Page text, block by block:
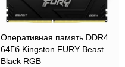
Оперативная память DDR4
64Гб Kingston FURY Beast
Black RGB